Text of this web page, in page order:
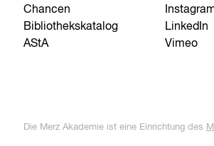
Chancen
Bibliothekskatalog
AStA
LinkedIn
Vimeo
Die Merz Akademie ist eine Einrichtung des